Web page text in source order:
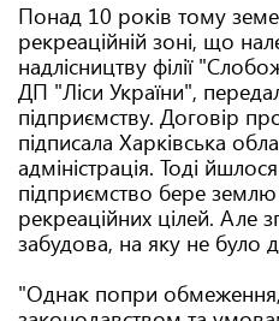
Понад 10 років тому
рекреаційній зоні, що
надлісництву філії
ДП "Ліси України",
підприємству. Договір
підписала Харківська
адміністрація. Тоді
підприємство бере
рекреаційних цілей. Але
забудова, на яку не було
"Однак попри обмеження,